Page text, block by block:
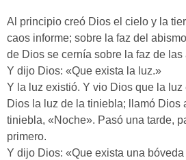
Al principio creó Dios el cielo y la
caos informe; sobre la faz del
de Dios se cernía sobre la faz de las
Y dijo Dios: «Que exista la luz.»
Y la luz existió. Y vio Dios que la luz
Dios la luz de la tiniebla; llamó Dios
tiniebla, «Noche». Pasó una tarde,
primero.
Y dijo Dios: «Que exista una